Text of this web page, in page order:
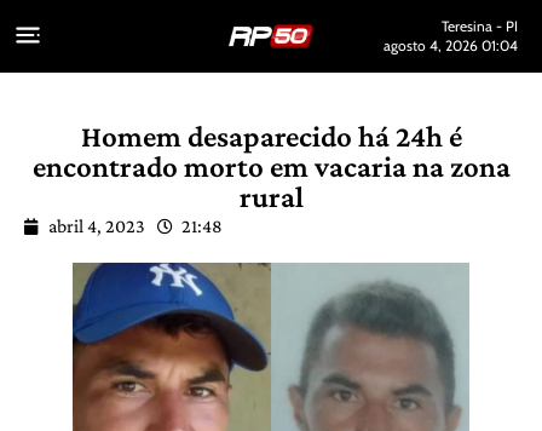
Teresina - PI
agosto 4, 2026 01:04
Homem desaparecido há 24h é
encontrado morto em vacaria na zona
rural
abril 4, 2023 21:48